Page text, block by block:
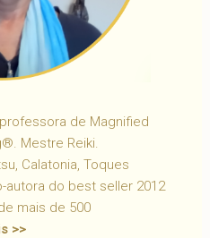
de Magnified
Mestre Reiki.
Calatonia, Toques
autora do best seller 2012
mais de 500
>>